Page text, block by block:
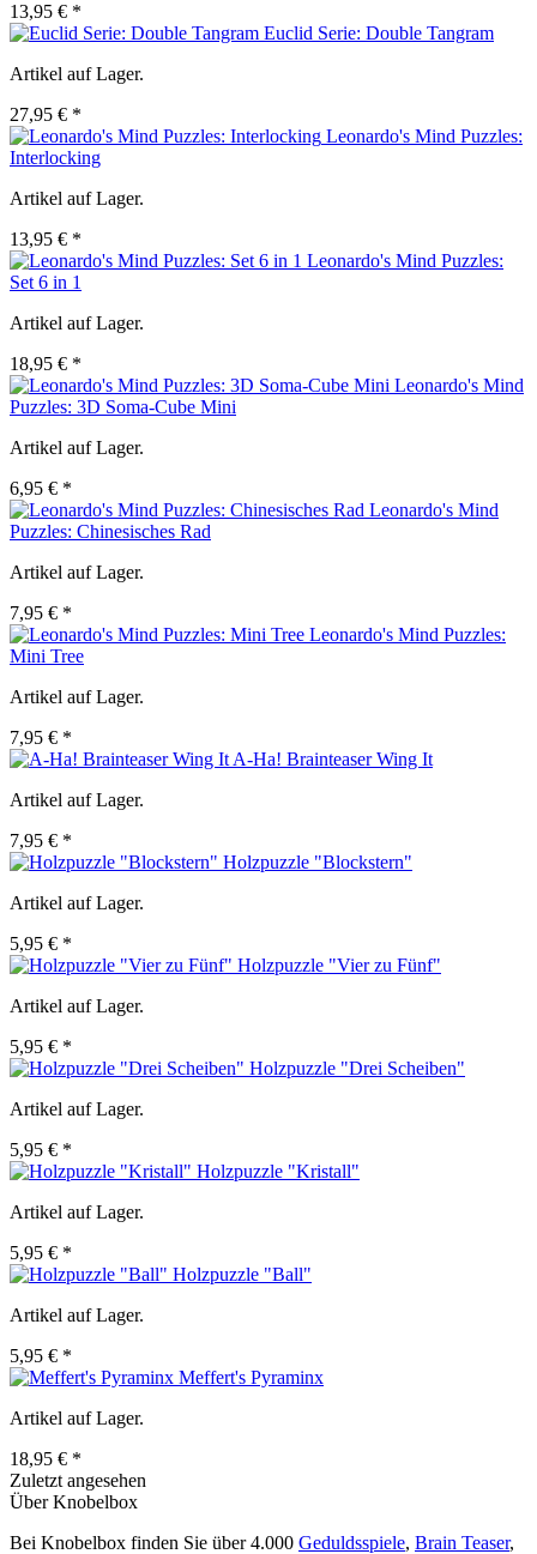
13,95 € *
Euclid Serie: Double Tangram
Artikel auf Lager.
27,95 € *
Leonardo's Mind Puzzles:
Interlocking
Artikel auf Lager.
13,95 € *
Leonardo's Mind Puzzles:
Set 6 in 1
Artikel auf Lager.
18,95 € *
Leonardo's Mind
Puzzles: 3D Soma-Cube Mini
Artikel auf Lager.
6,95 € *
Leonardo's Mind
Puzzles: Chinesisches Rad
Artikel auf Lager.
7,95 € *
Leonardo's Mind Puzzles:
Mini Tree
Artikel auf Lager.
7,95 € *
A-Ha! Brainteaser Wing It
Artikel auf Lager.
7,95 € *
Holzpuzzle "Blockstern"
Artikel auf Lager.
5,95 € *
Holzpuzzle "Vier zu Fünf"
Artikel auf Lager.
5,95 € *
Holzpuzzle "Drei Scheiben"
Artikel auf Lager.
5,95 € *
Holzpuzzle "Kristall"
Artikel auf Lager.
5,95 € *
Holzpuzzle "Ball"
Artikel auf Lager.
5,95 € *
Meffert's Pyraminx
Artikel auf Lager.
18,95 € *
Zuletzt angesehen
Über Knobelbox
Bei Knobelbox finden Sie über 4.000 Geduldsspiele, Brain Teaser,